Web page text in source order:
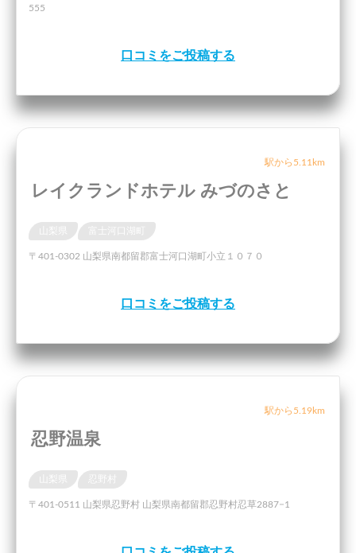
555
口コミをご投稿する
駅から5.11km
レイクランドホテル みづのさと
山梨県
〒401-0302 山梨県南都留郡富士河口湖町小立１０７０
口コミをご投稿する
駅から5.19km
忍野温泉
山梨県
〒401-0511 山梨県忍野村 山梨県南都留郡忍野村忍草2887−1